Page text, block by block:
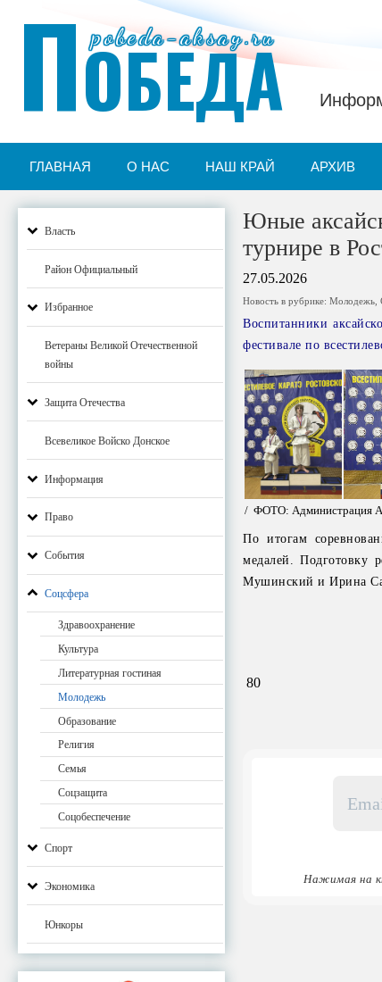
pobeda-aksay.ru
ПОБЕДА
ГЛАВНАЯ О НАС НАШ КРАЙ АРХИВ
Власть
Район Официальный
Избранное
Ветераны Великой Отечественной
войны
Защита Отечества
Всевеликое Войско Донское
Информация
Право
События
Соцсфера
Здравоохранение
Культура
Литературная гостиная
Молодежь
Образование
Религия
Семья
Соцзащита
Соцобеспечение
Спорт
Экономика
Юнкоры
Юные
турнире в
27.05.2026
Новость в рубрике:Молодежь ,
Воспитанники
фестивале по
/ ФОТО: Администрация
По итогам
медалей. Подготовку
Мушинский и Ирина
80
адрес
Нажимая на